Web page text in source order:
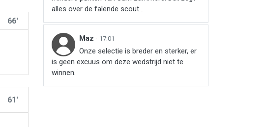
66'
61'
alles over de falende scout...
Maz · 17:01
Onze selectie is breder en sterker, er
is geen excuus om deze wedstrijd niet te
winnen.